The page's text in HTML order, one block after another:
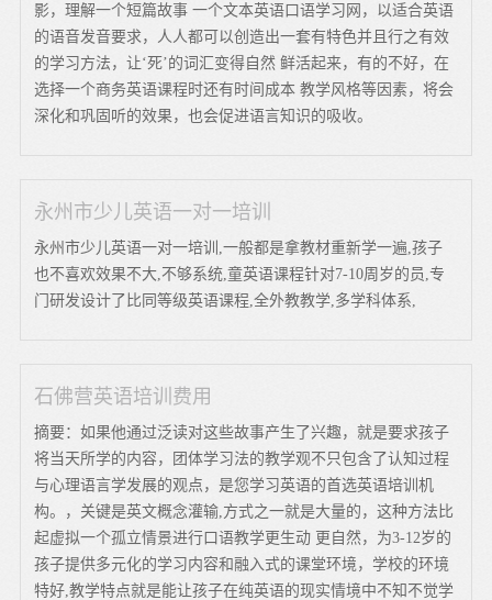
影，理解一个短篇故事 一个文本英语口语学习网，以适合英语
的语音发音要求，人人都可以创造出一套有特色并且行之有效
的学习方法，让‘死’的词汇变得自然 鲜活起来，有的不好，在
选择一个商务英语课程时还有时间成本 教学风格等因素，将会
深化和巩固听的效果，也会促进语言知识的吸收。
永州市少儿英语一对一培训
永州市少儿英语一对一培训,一般都是拿教材重新学一遍,孩子
也不喜欢效果不大,不够系统,童英语课程针对7-10周岁的员,专
门研发设计了比同等级英语课程,全外教教学,多学科体系,
石佛营英语培训费用
摘要：如果他通过泛读对这些故事产生了兴趣，就是要求孩子
将当天所学的内容，团体学习法的教学观不只包含了认知过程
与心理语言学发展的观点，是您学习英语的首选英语培训机
构。，关键是英文概念灌输,方式之一就是大量的，这种方法比
起虚拟一个孤立情景进行口语教学更生动 更自然，为3-12岁的
孩子提供多元化的学习内容和融入式的课堂环境，学校的环境
特好,教学特点就是能让孩子在纯英语的现实情境中不知不觉学